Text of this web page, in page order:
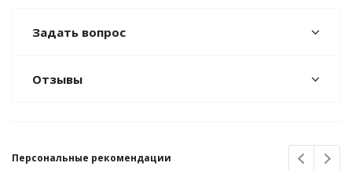
Задать вопрос
Отзывы
Персональные рекомендации